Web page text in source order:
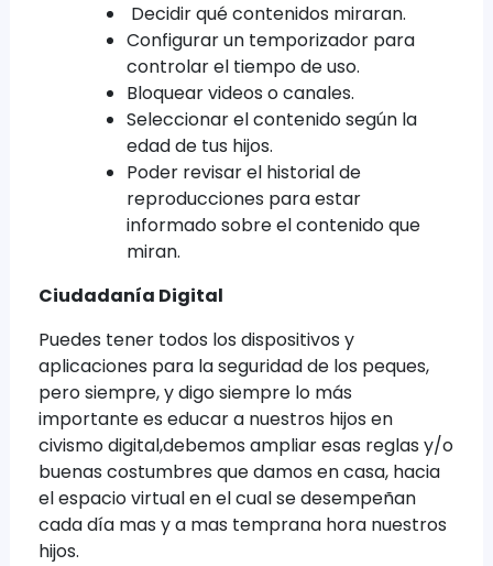
Decidir qué contenidos miraran.
Configurar un temporizador para
controlar el tiempo de uso.
Bloquear videos o canales.
Seleccionar el contenido según la
edad de tus hijos.
Poder revisar el historial de
reproducciones para estar
informado sobre el contenido que
miran.
Ciudadanía Digital
Puedes tener todos los dispositivos y
aplicaciones para la seguridad de los peques,
pero siempre, y digo siempre lo más
importante es educar a nuestros hijos en
civismo digital,debemos ampliar esas reglas y/o
buenas costumbres que damos en casa, hacia
el espacio virtual en el cual se desempeñan
cada día mas y a mas temprana hora nuestros
hijos.